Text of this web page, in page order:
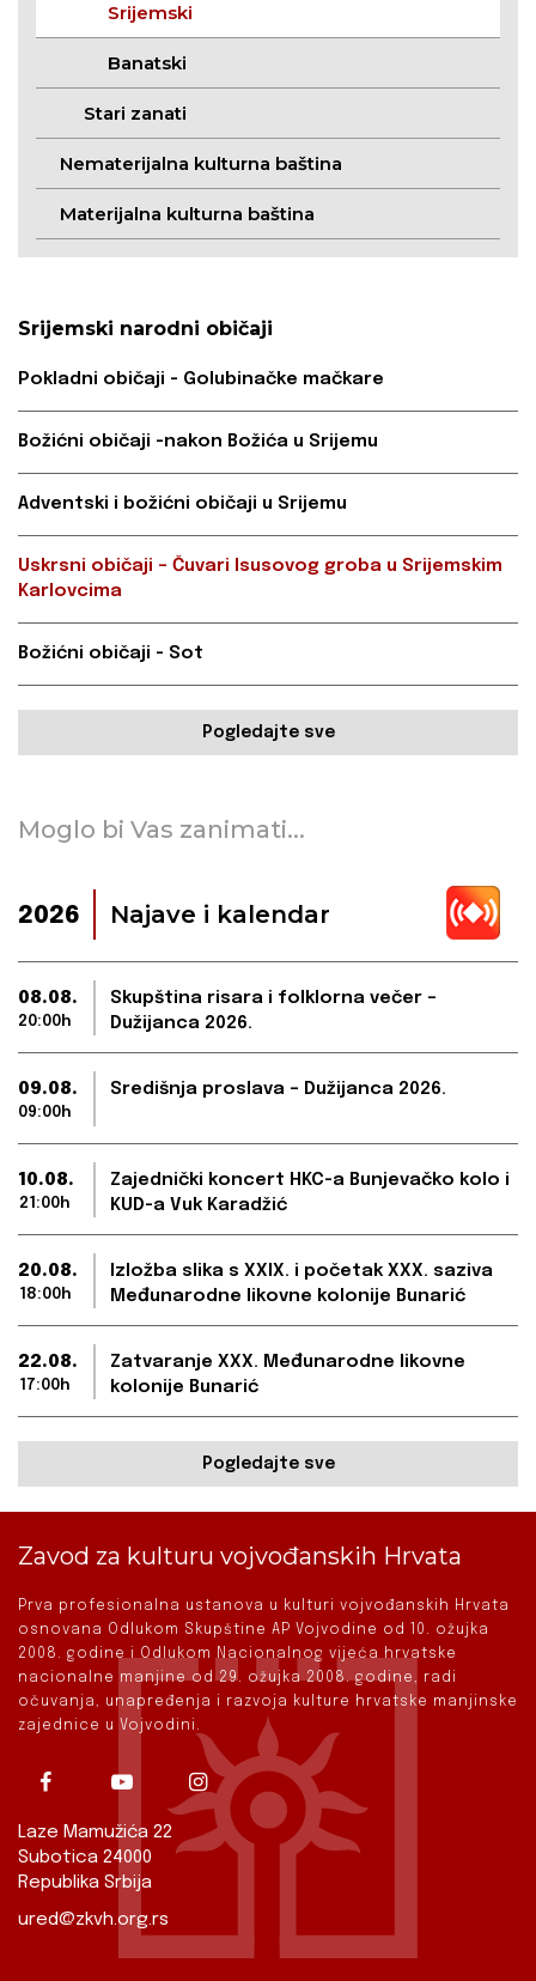
Srijemski
Banatski
Stari zanati
Nematerijalna kulturna baština
Materijalna kulturna baština
Srijemski narodni običaji
Pokladni običaji - Golubinačke mačkare
Božićni običaji -nakon Božića u Srijemu
Adventski i božićni običaji u Srijemu
Uskrsni običaji – Čuvari Isusovog groba u Srijemskim
Karlovcima
Božićni običaji - Sot
Pogledajte sve
Moglo bi Vas zanimati...
2026 Najave i kalendar
08.08.
20:00h
Skupština risara i folklorna večer –
Dužijanca 2026.
09.08.
09:00h
Središnja proslava – Dužijanca 2026.
10.08.
21:00h
Zajednički koncert HKC-a Bunjevačko kolo i
KUD-a Vuk Karadžić
20.08.
18:00h
Izložba slika s XXIX. i početak XXX. saziva
Međunarodne likovne kolonije Bunarić
22.08.
17:00h
Zatvaranje XXX. Međunarodne likovne
kolonije Bunarić
Pogledajte sve
Zavod za kulturu vojvođanskih Hrvata
Prva profesionalna ustanova u kulturi vojvođanskih Hrvata
osnovana Odlukom Skupštine AP Vojvodine od 10. ožujka
2008. godine i Odlukom Nacionalnog vijeća hrvatske
nacionalne manjine od 29. ožujka 2008. godine, radi
očuvanja, unapređenja i razvoja kulture hrvatske manjinske
zajednice u Vojvodini.
Laze Mamužića 22
Subotica 24000
Republika Srbija
ured@zkvh.org.rs